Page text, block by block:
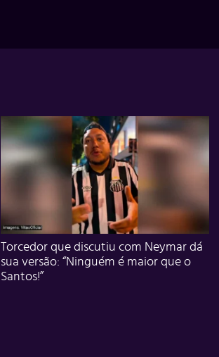
Torcedor que discutiu com Neymar dá
sua versão: “Ninguém é maior que o
Santos!”